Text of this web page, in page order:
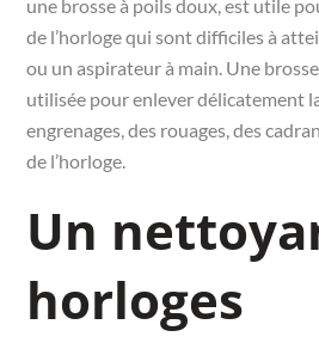
une brosse à poils doux, est utile
de l’horloge qui sont difficiles à
ou un aspirateur à main. Une
utilisée pour enlever délicatement
engrenages, des rouages, des
de l’horloge.
Un
horloges